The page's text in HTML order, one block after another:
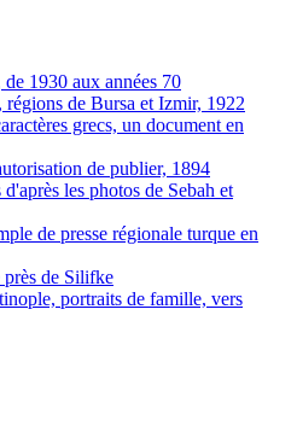
1930 aux années 70
régions de Bursa et Izmir, 1922
grecs, un document en
de publier, 1894
les photos de Sebah et
de presse régionale turque en
de Silifke
portraits de famille, vers